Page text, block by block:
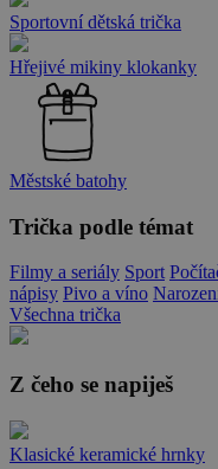
Sportovní dětská trička
Hřejivé mikiny klokanky
Městské batohy
Trička podle témat
Filmy a seriály Sport
nápisy Pivo a víno
Všechna trička
Z čeho se napiješ
Klasické keramické hrnky